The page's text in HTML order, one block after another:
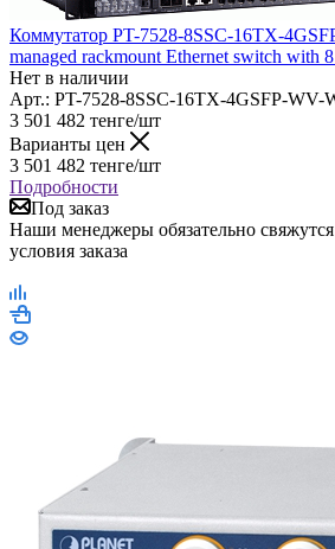
Коммутатор PT-7528-8SSC-16TX-
managed rackmount Ethernet switch with
Нет в наличии
Арт.: PT-7528-8SSC-16TX-4GSFP-WV-
3 501 482 тенге/шт
Варианты цен
3 501 482 тенге/шт
Подробности
Под заказ
Наши менеджеры обязательно
условия заказа